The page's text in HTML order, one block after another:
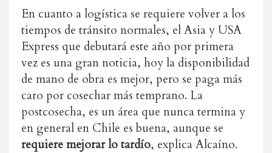
En cuanto a logística se requiere volver a los
tiempos de tránsito normales, el Asia y USA
Express que debutará este año por primera
vez es una gran noticia, hoy la disponibilidad
de mano de obra es mejor, pero se paga más
caro por cosechar más temprano. La
postcosecha, es un área que nunca termina y
en general en Chile es buena, aunque se
requiere mejorar lo tardío, explica Alcaíno.